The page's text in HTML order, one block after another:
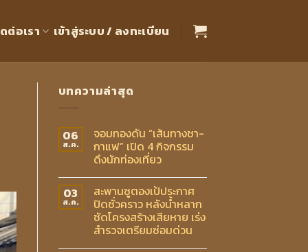
ต่อเรา เข้าสู่ระบบ / ลงทะเบียน
บทความล่าสุด
06
ส.ค.
จอมทองดัน “เส้นทางชา-
กาแฟ” เปิด 4 กิจกรรม
ดึงนักท่องเที่ยว
03
ส.ค.
สะพานซูตองเป้ประกาศ
ปิดชั่วคราว หลังน้ำหลาก
ซัดโครงสร้างเสียหาย เร่ง
สำรวจเตรียมซ่อมด่วน